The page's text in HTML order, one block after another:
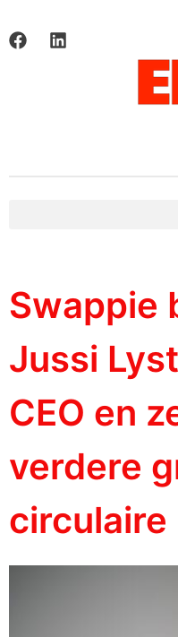
Swappie
Jussi
CEO en
verdere
circulaire